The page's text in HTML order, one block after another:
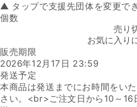
▲ タップで支援先団体を変更で
個数AGF「マリーム ガムシロップ」の
売り
お気に入り
販売期限
2026年12月17日 23:59
発送予定
本商品は発送までにお時間をい
さい。<br>ご注文日から10～16